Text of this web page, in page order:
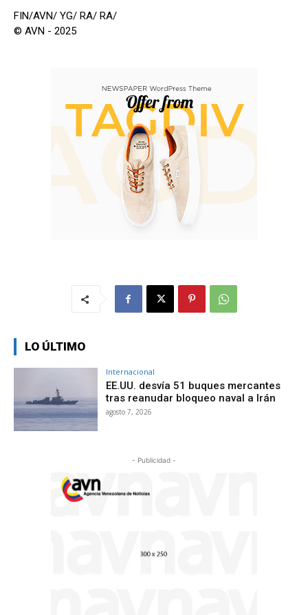
FIN/AVN/ YG/ RA/ RA/
© AVN - 2025
LO ÚLTIMO
Internacional
EE.UU. desvía 51 buques mercantes
tras reanudar bloqueo naval a Irán
agosto 7, 2026
- Publicidad -